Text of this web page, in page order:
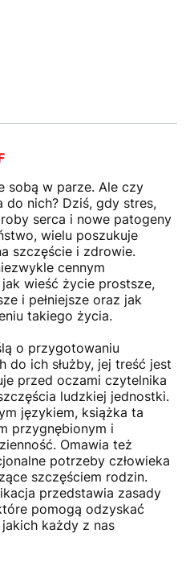
sobą w parze. Ale czy
do nich? Dziś, gdy stres,
serca i nowe patogeny
wielu poszukuje
szczęście i zdrowie.
cennym
wieść życie prostsze,
i pełniejsze oraz jak
takiego życia.
o przygotowaniu
do ich służby, jej treść jest
przed oczami czytelnika
ludzkiej jednostki.
językiem, książka ta
przygnębionym i
Omawia też
potrzeby człowieka
szczęściem rodzin.
przedstawia zasady
pomogą odzyskać
jakich każdy z nas